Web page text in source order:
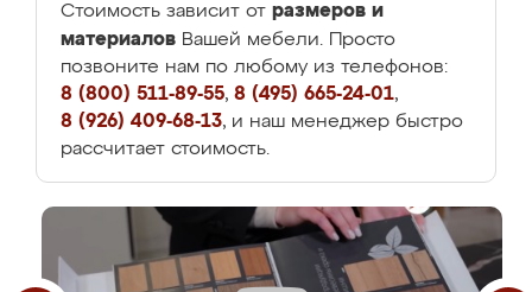
Стоимость зависит от размеров и
материалов Вашей мебели. Просто
позвоните нам по любому из телефонов:
8 (800) 511-89-55, 8 (495) 665-24-01,
8 (926) 409-68-13, и наш менеджер быстро
рассчитает стоимость.